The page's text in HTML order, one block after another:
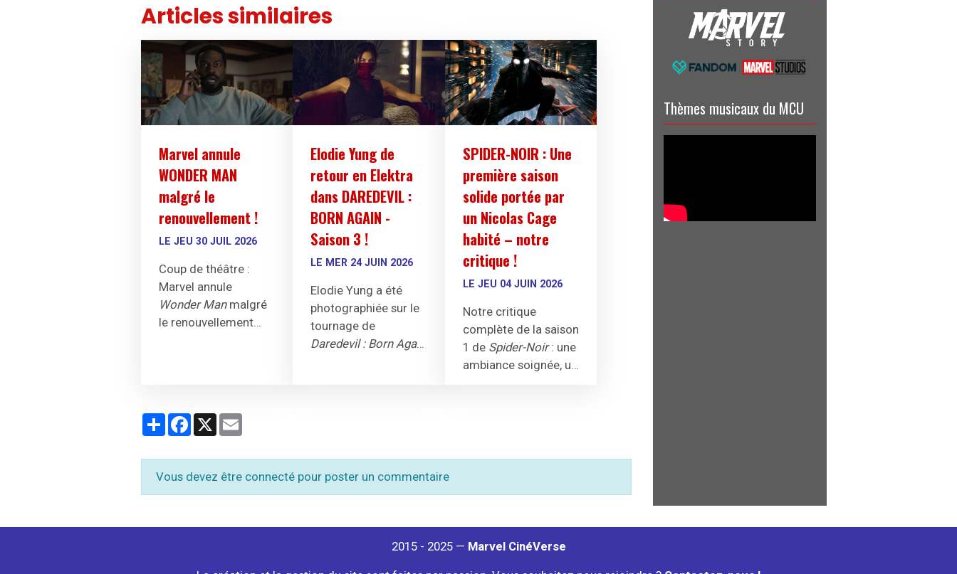
Articles similaires
Marvel annule
WONDER MAN
malgré le
renouvellement !
LE JEU 30 JUIL 2026
Coup de théâtre :
Marvel annule
Wonder Manmalgré
le renouvellement
pas le jour.
Elodie Yung de
retour en Elektra
dans DAREDEVIL :
BORN AGAIN -
Saison 3 !
LE MER 24 JUIN 2026
Elodie Yung a été
photographiée sur le
tournage de
Daredevil : Born Again
SPIDER-NOIR : Une
première saison
solide portée par
un Nicolas Cage
habité – notre
critique !
LE JEU 04 JUIN 2026
Notre critique
complète de la saison
1 de Spider-Noir: une
ambiance soignée, un
PartagerFacebook
X
Vous devez être connecté pour poster un commentaire
Thèmes musicaux du MCU
2015 - 2025 — Marvel CinéVerse